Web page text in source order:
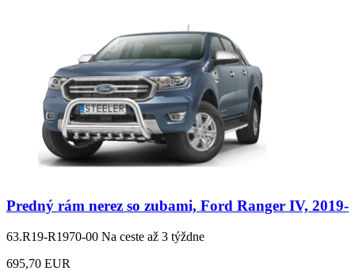
Predný rám nerez so zubami, Ford Ranger IV, 2019-
63.R19-R1970-00 Na ceste až 3 týždne
695,70 EUR